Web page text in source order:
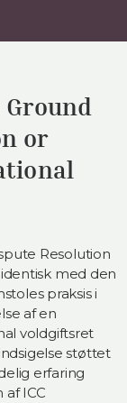
or
Resolution
med den
praksis i
af en
voldgiftsret
støttet
erfaring
ICC